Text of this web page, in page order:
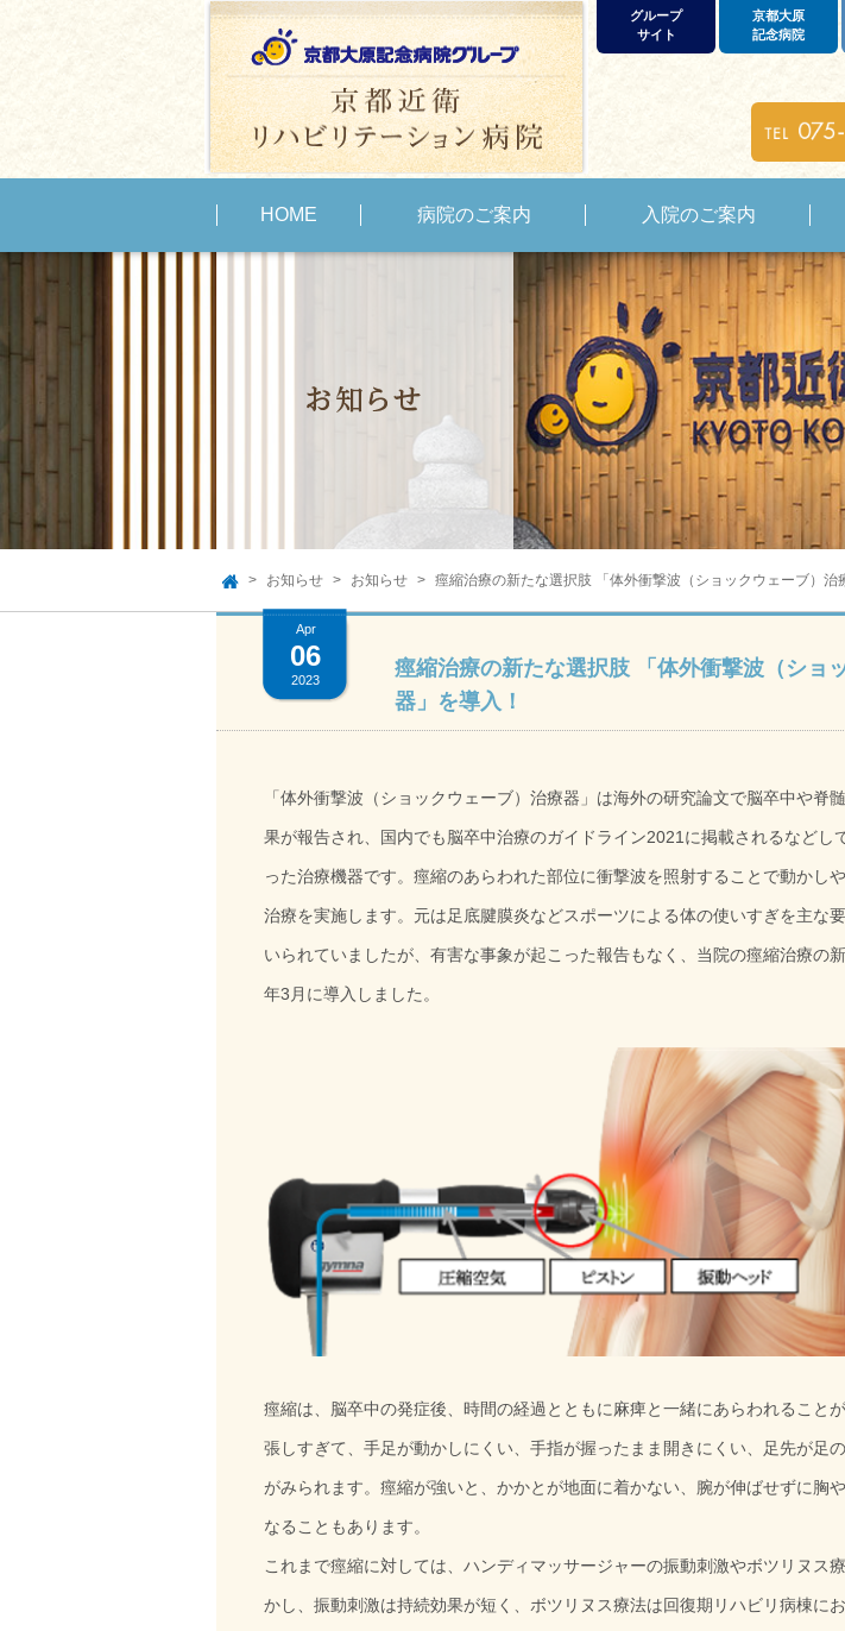
HOME 病院のご案内 入院のご案内
グループ
サイト
京都大原
記念病院
お知らせ お知らせ 痙縮治療の新たな選択肢 「体外衝撃波（ショックウェーブ）治
Apr
06
2023
痙縮治療の新たな選択肢 「体外衝撃波（ショ
器」を導入！
「体外衝撃波（ショックウェーブ）治療器」は海外の研究論文で脳卒中や脊
果が報告され、国内でも脳卒中治療のガイドライン2021に掲載されるなどし
った治療機器です。痙縮のあらわれた部位に衝撃波を照射することで動かし
治療を実施します。元は足底腱膜炎などスポーツによる体の使いすぎを主な
いられていましたが、有害な事象が起こった報告もなく、当院の痙縮治療の
年3月に導入しました。
痙縮は、脳卒中の発症後、時間の経過とともに麻痺と一緒にあらわれること
張しすぎて、手足が動かしにくい、手指が握ったまま開きにくい、足先が足
がみられます。痙縮が強いと、かかとが地面に着かない、腕が伸ばせずに胸
なることもあります。
これまで痙縮に対しては、ハンディマッサージャーの振動刺激やボツリヌス
かし、振動刺激は持続効果が短く、ボツリヌス療法は回復期リハビリ病棟に